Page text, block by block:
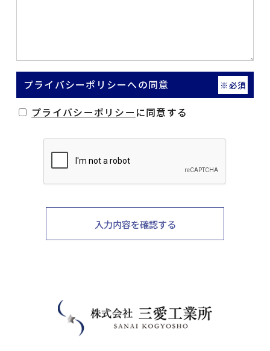
プライバシーポリシーへの同意 ※必須
プライバシーポリシー に同意する